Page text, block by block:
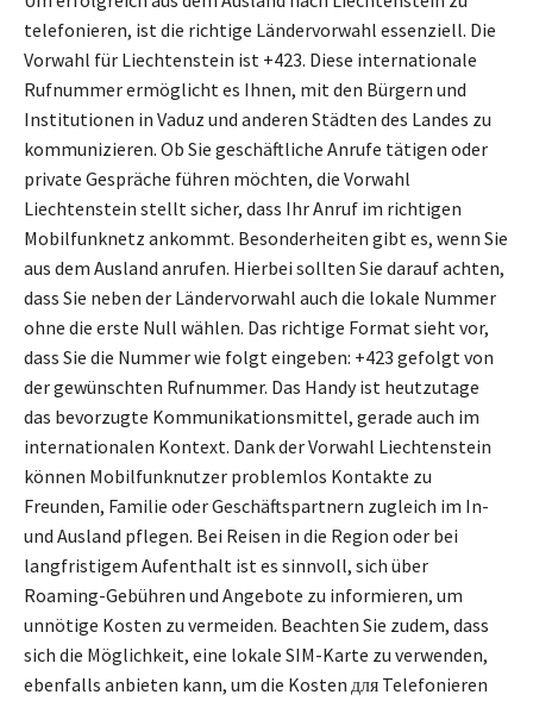
telefonieren, ist die richtige Ländervorwahl essenziell. Die
Vorwahl für Liechtenstein ist +423. Diese internationale
Rufnummer ermöglicht es Ihnen, mit den Bürgern und
Institutionen in Vaduz und anderen Städten des Landes zu
kommunizieren. Ob Sie geschäftliche Anrufe tätigen oder
private Gespräche führen möchten, die Vorwahl
Liechtenstein stellt sicher, dass Ihr Anruf im richtigen
Mobilfunknetz ankommt. Besonderheiten gibt es, wenn Sie
aus dem Ausland anrufen. Hierbei sollten Sie darauf achten,
dass Sie neben der Ländervorwahl auch die lokale Nummer
ohne die erste Null wählen. Das richtige Format sieht vor,
dass Sie die Nummer wie folgt eingeben: +423 gefolgt von
der gewünschten Rufnummer. Das Handy ist heutzutage
das bevorzugte Kommunikationsmittel, gerade auch im
internationalen Kontext. Dank der Vorwahl Liechtenstein
können Mobilfunknutzer problemlos Kontakte zu
Freunden, Familie oder Geschäftspartnern zugleich im In-
und Ausland pflegen. Bei Reisen in die Region oder bei
langfristigem Aufenthalt ist es sinnvoll, sich über
Roaming-Gebühren und Angebote zu informieren, um
unnötige Kosten zu vermeiden. Beachten Sie zudem, dass
sich die Möglichkeit, eine lokale SIM-Karte zu verwenden,
ebenfalls anbieten kann, um die Kosten для Telefonieren